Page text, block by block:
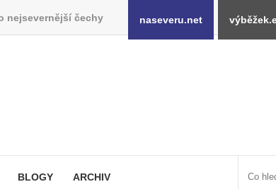
nejsevernější čechy naseveru.net
BLOGY ARCHIV